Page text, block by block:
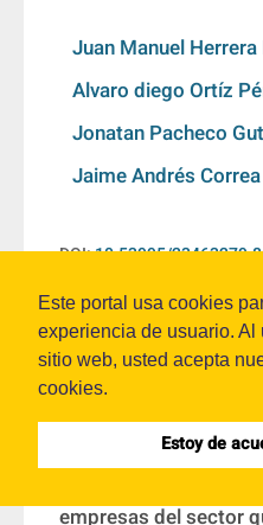
Este portal usa cookies
experiencia de usuario. Al
sitio web, usted acepta
cookies.
Estoy de
Juan Manuel
Alvaro diego Ortíz
Jonatan Pacheco
Jaime Andrés
DOI:10.53995/
Resumen:
el objetivo del
en establecer cuáles
empresas del sector